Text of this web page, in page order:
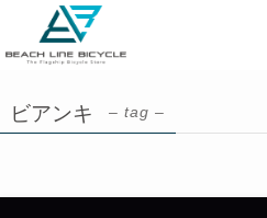
ビアンキ – tag –